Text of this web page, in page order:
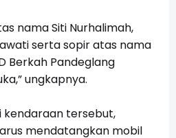
nama Siti Nurhalimah,
serta sopir atas nama
Berkah Pandeglang
ungkapnya.
kendaraan tersebut,
mendatangkan mobil